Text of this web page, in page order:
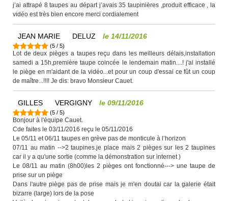
j’ai attrapé 8 taupes au départ j’avais 35 taupinières ,produit efficace , la
vidéo est très bien encore merci cordialement
JEAN MARIE DELUZ le 14/11/2016
(5 / 5)
Lot de deux pièges a taupes reçu dans les meilleurs délais,installation
samedi a 15h,première taupe coincée le lendemain matin....! j'ai installé
le piège en m'aidant de la vidéo...et pour un coup d'essai ce fût un coup
de maître...!!!! Je dis: bravo Monsieur Cauet.
GILLES VERGIGNY le 09/11/2016
(5 / 5)
Bonjour à l'équipe Cauet.
Cde faites le 03/11/2016 reçu le 05/11/2016
Le 05/11 et 06/11 taupes en grève pas de monticule à l’horizon
07/11 au matin -->2 taupines.je place mais 2 pièges sur les 2 taupines
car il y a qu'une sortie (comme la démonstration sur internet )
Le 08/11 au matin (8h00)les 2 pièges ont fonctionné---> une taupe de
prise sur un piège
Dans l'autre piège pas de prise mais je m'en doutai car la galerie était
bizarre (large) lors de la pose